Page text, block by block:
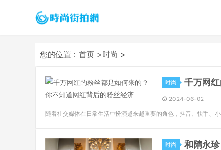
您的位置： 首页 >时尚 >
时尚 千万网
2024-06-02
随着社交媒体在日常生活中扮演越来越重要的角色，抖音、快手、
时尚 和隋永